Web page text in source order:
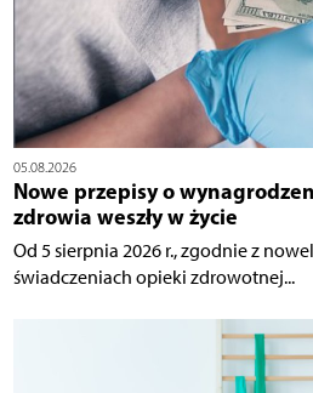
05.08.2026
Nowe przepisy o
zdrowia weszły w życie
Od 5 sierpnia 2026 r., zgodnie z
świadczeniach opieki zdrowotnej...